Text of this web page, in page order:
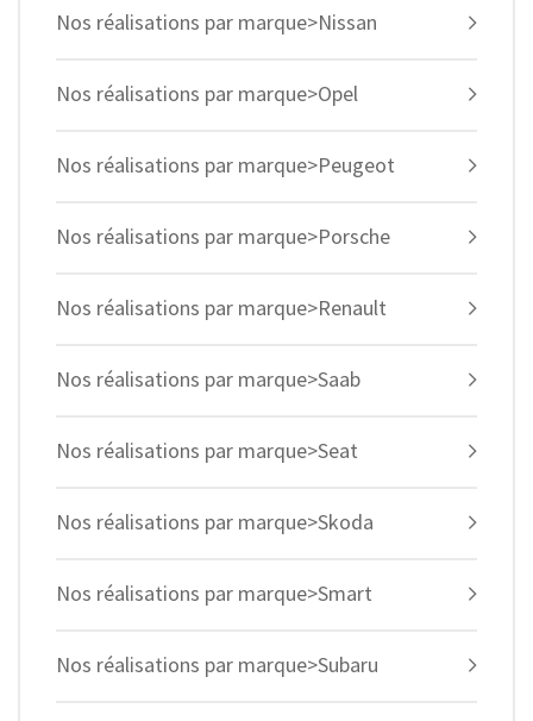
Nos réalisations par marque>Nissan
Nos réalisations par marque>Opel
Nos réalisations par marque>Peugeot
Nos réalisations par marque>Porsche
Nos réalisations par marque>Renault
Nos réalisations par marque>Saab
Nos réalisations par marque>Seat
Nos réalisations par marque>Skoda
Nos réalisations par marque>Smart
Nos réalisations par marque>Subaru